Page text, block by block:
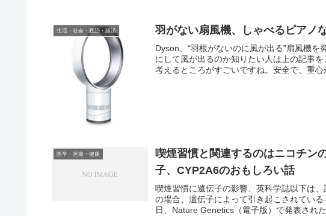
生活・社会・政治・経済 羽がない扇風機、しゃべるピアノな
Dyson、“羽根がないのに風が出る”扇風機
にして風が出るのか知りたい人は上の記事
考えるところがすごいですね。安全で、重心
医学・医療・健康
喫煙習慣と関連するのはニコチン
子、CYP2A6のおもしろい話
喫煙習慣に遺伝子の影響、英科学誌以下は
の場合、遺伝子によって引き起こされてい
日、Nature Genetics（電子版）で発表され